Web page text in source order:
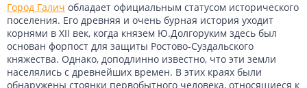
Город Галич обладает официальным статусом исторического
поселения. Его древняя и очень бурная история уходит
корнями в XII век, когда князем Ю.Долгоруким здесь был
основан форпост для защиты Ростово-Суздальского
княжества. Однако, доподлинно известно, что эти земли
населялись с древнейших времен. В этих краях были
обнаружены стоянки первобытного человека, относящиеся к